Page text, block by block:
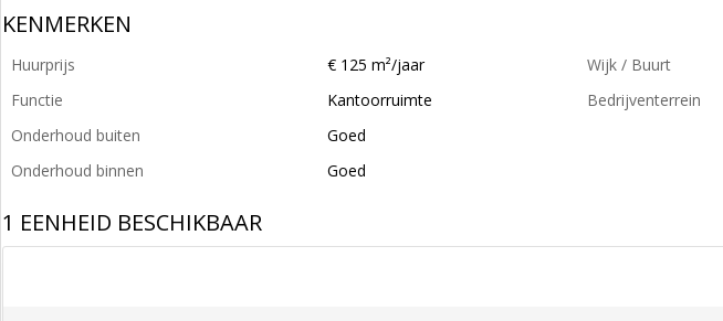
KENMERKEN
Huurprijs
€ 125 m²/jaar
Functie
Kantoorruimte
Onderhoud buiten
Goed
Onderhoud binnen
Goed
Wijk / Buurt
Bedrijventerrein
1 EENHEID BESCHIKBAAR